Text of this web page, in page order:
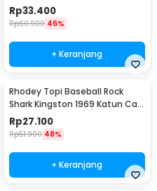
Rp33.400
Rp60.900 46%
+ Keranjang
Rhodey Topi Baseball Rock
Shark Kingston 1969 Katun Cap
- F206
Rp27.100
Rp51.900 48%
+ Keranjang